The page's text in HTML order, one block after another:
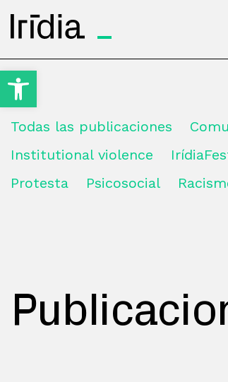
Open toolbar
Irídia
Todas las publicaciones
Institutional violence
Protesta
Psicosocial